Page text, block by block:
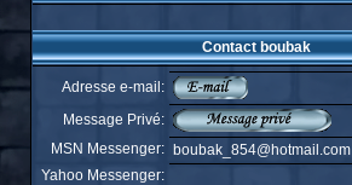
Contact boubak
Adresse e-mail:
Message Privé:
MSN Messenger:
boubak_854@hotmail.com
Yahoo Messenger: